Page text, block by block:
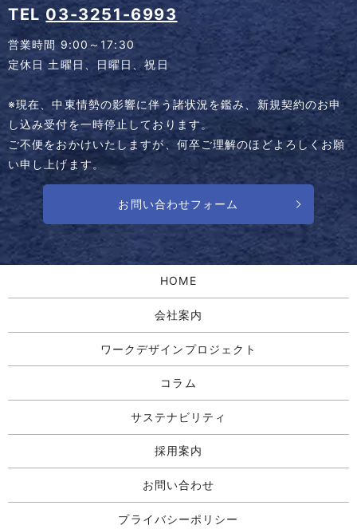
TEL 03-3251-6993
営業時間 9:00～17:30
定休日 土曜日、日曜日、祝日
※現在、中東情勢の影響に伴う諸状況を鑑み、新規契約のお申
し込み受付を一時停止しております。
ご不便をおかけいたしますが、何卒ご理解のほどよろしくお願
い申し上げます。
お問い合わせフォーム
HOME
会社案内
ワークデザインプロジェクト
コラム
サステナビリティ
採用案内
お問い合わせ
プライバシーポリシー